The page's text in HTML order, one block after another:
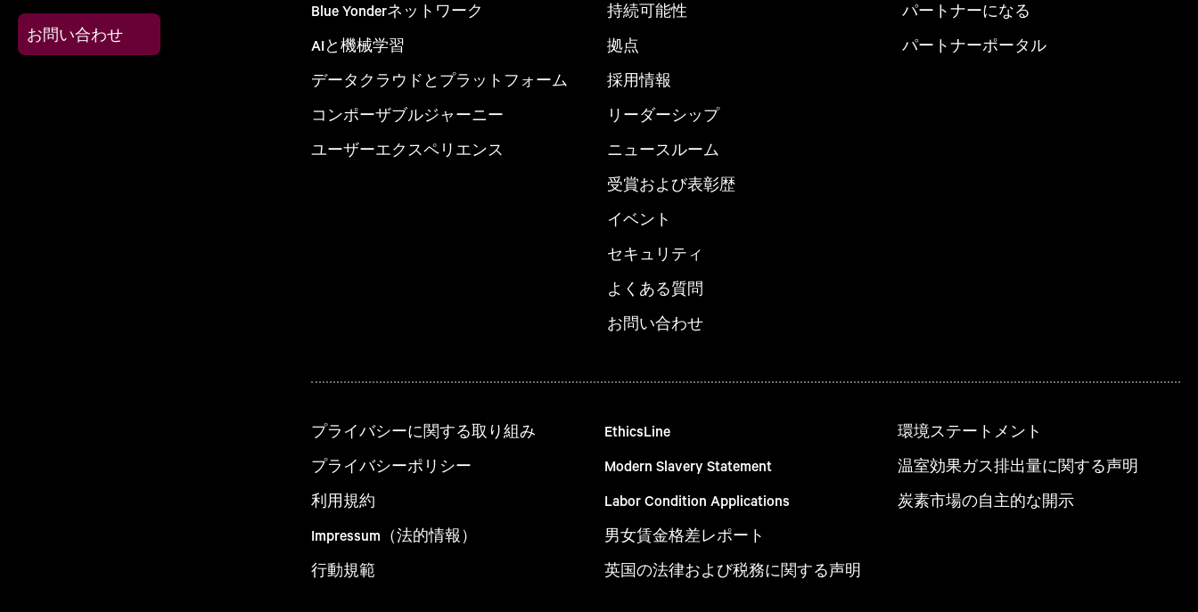
お問い合わせ
Blue Yonderネットワーク
AIと機械学習
データクラウドとプラットフォーム
コンポーザブルジャーニー
ユーザーエクスペリエンス
持続可能性
拠点
採用情報
リーダーシップ
ニュースルーム
受賞および表彰歴
イベント
セキュリティ
よくある質問
お問い合わせ
パートナーになる
パートナーポータル
プライバシーに関する取り組み
プライバシーポリシー
利用規約
Impressum（法的情報）
行動規範
EthicsLine
Modern Slavery Statement
Labor Condition Applications
男女賃金格差レポート
英国の法律および税務に関する声明
環境ステートメント
温室効果ガス排出量に関する声明
炭素市場の自主的な開示